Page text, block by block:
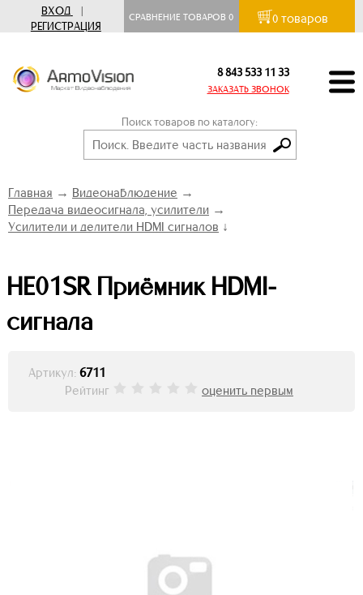
ВХОД
|
РЕГИСТРАЦИЯ
СРАВНЕНИЕ ТОВАРОВ0 0 товаров
8 843 533 11 33
ЗАКАЗАТЬ ЗВОНОК
Поиск товаров по каталогу:
Главная → Видеонаблюдение →
Передача видеосигнала, усилители →
Усилители и делители HDMI сигналов ↓
HE01SR Приёмник HDMI-
сигнала
Артикул: 6711
Рейтинг
оценить первым